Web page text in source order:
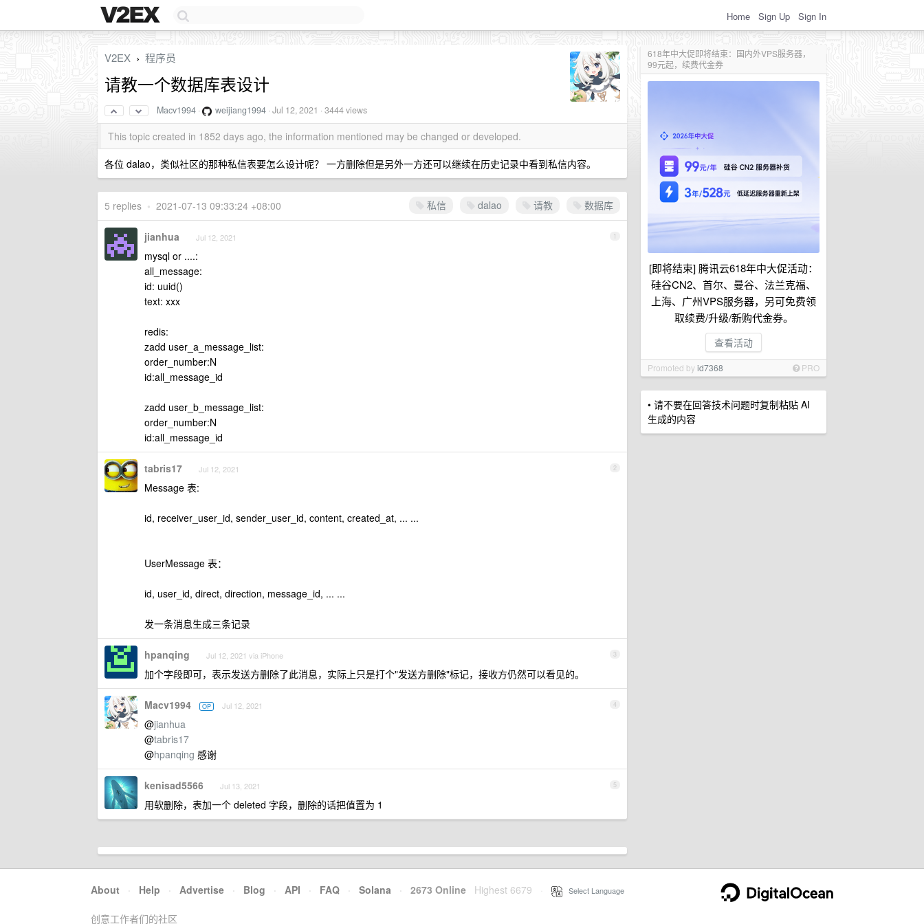
Home Sign Up Sign In
618年中大促即将结束：国内外VPS服务器，
99元起，续费代金券
[即将结束] 腾讯云618年中大促活动：
硅谷CN2、首尔、曼谷、法兰克福、
上海、广州VPS服务器，另可免费领
取续费/升级/新购代金券。
查看活动
Promoted byid7368 PRO
• 请不要在回答技术问题时复制粘贴 AI
生成的内容
V2EX › 程序员
请教一个数据库表设计
Macv1994 · weijiang1994 ·Jul 12, 2021 · 3444 views
This topic created in 1852 days ago, the information mentioned may be changed or developed.
各位 dalao，类似社区的那种私信表要怎么设计呢？ 一方删除但是另外一方还可以继续在历史记录中看到私信内容。
私信 dalao 请教 数据库
5 replies • 2021-07-13 09:33:24 +08:00
1
jianhua Jul 12, 2021
mysql or ....:
all_message:
id: uuid()
text: xxx
redis:
zadd user_a_message_list:
order_number:N
id:all_message_id
zadd user_b_message_list:
order_number:N
id:all_message_id
2
tabris17 Jul 12, 2021
Message 表:
id, receiver_user_id, sender_user_id, content, created_at, ... ...
UserMessage 表：
id, user_id, direct, direction, message_id, ... ...
发一条消息生成三条记录
3
hpanqing Jul 12, 2021 via iPhone
加个字段即可，表示发送方删除了此消息，实际上只是打个"发送方删除"标记，接收方仍然可以看见的。
4
Macv1994 OP Jul 12, 2021
@jianhua
@tabris17
@hpanqing 感谢
5
kenisad5566 Jul 13, 2021
用软删除，表加一个 deleted 字段，删除的话把值置为 1
About · Help · Advertise · Blog · API · FAQ · Solana · 2673 Online Highest 6679 Select Language
创意工作者们的社区